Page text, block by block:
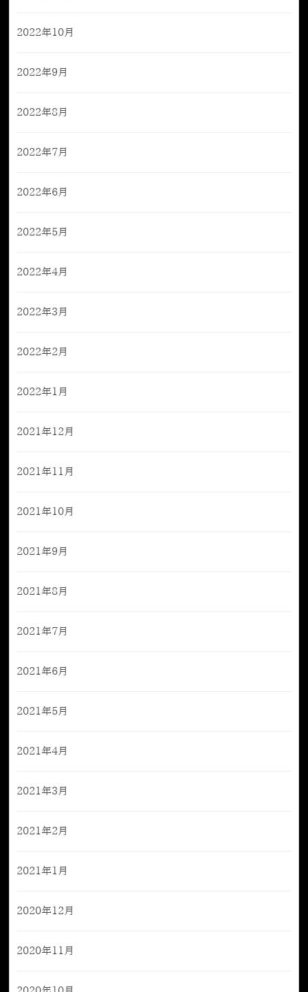
2022年10月
2022年9月
2022年8月
2022年7月
2022年6月
2022年5月
2022年4月
2022年3月
2022年2月
2022年1月
2021年12月
2021年11月
2021年10月
2021年9月
2021年8月
2021年7月
2021年6月
2021年5月
2021年4月
2021年3月
2021年2月
2021年1月
2020年12月
2020年11月